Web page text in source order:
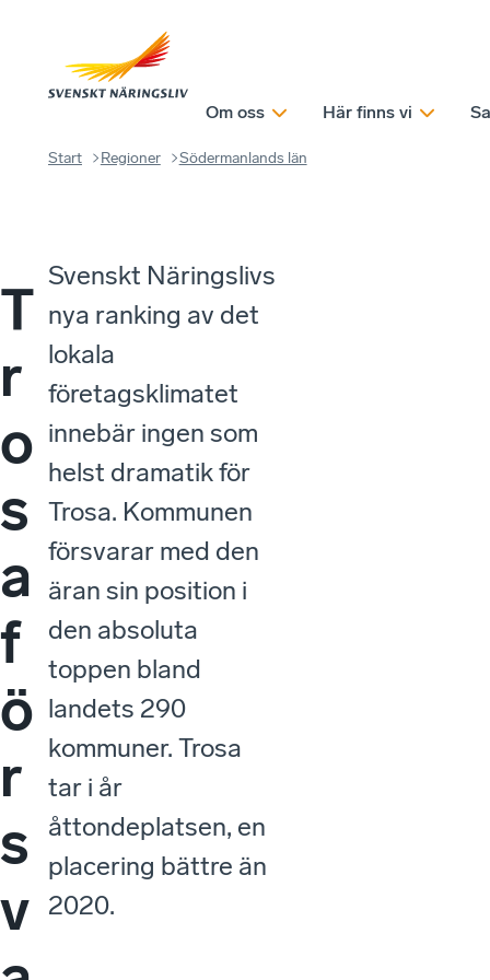
Om oss Här finns vi
Start Regioner Södermanlands län
T
r
o
s
a
f
ö
r
s
v
Svenskt Näringslivs
nya ranking av det
lokala
företagsklimatet
innebär ingen som
helst dramatik för
Trosa. Kommunen
försvarar med den
äran sin position i
den absoluta
toppen bland
landets 290
kommuner. Trosa
tar i år
åttondeplatsen, en
placering bättre än
2020.